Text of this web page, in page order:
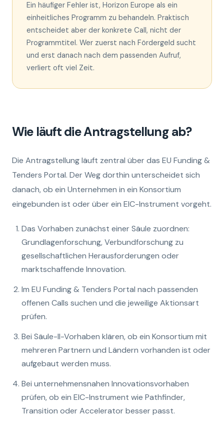
Ein häufiger Fehler ist, Horizon Europe als ein
einheitliches Programm zu behandeln. Praktisch
entscheidet aber der konkrete Call, nicht der
Programmtitel. Wer zuerst nach Fördergeld sucht
und erst danach nach dem passenden Aufruf,
verliert oft viel Zeit.
Wie läuft die Antragstellung ab?
Die Antragstellung läuft zentral über das EU Funding &
Tenders Portal. Der Weg dorthin unterscheidet sich
danach, ob ein Unternehmen in ein Konsortium
eingebunden ist oder über ein EIC-Instrument vorgeht.
Das Vorhaben zunächst einer Säule zuordnen:
Grundlagenforschung, Verbundforschung zu
gesellschaftlichen Herausforderungen oder
marktschaffende Innovation.
Im EU Funding & Tenders Portal nach passenden
offenen Calls suchen und die jeweilige Aktionsart
prüfen.
Bei Säule-II-Vorhaben klären, ob ein Konsortium mit
mehreren Partnern und Ländern vorhanden ist oder
aufgebaut werden muss.
Bei unternehmensnahen Innovationsvorhaben
prüfen, ob ein EIC-Instrument wie Pathfinder,
Transition oder Accelerator besser passt.